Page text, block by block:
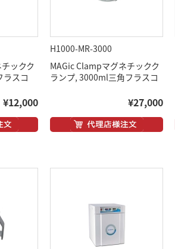
ックク
ラスコ
¥12,000
H1000-MR-3000
MAGic Clampマグネチックク
ランプ, 3000ml三角フラスコ
¥27,000